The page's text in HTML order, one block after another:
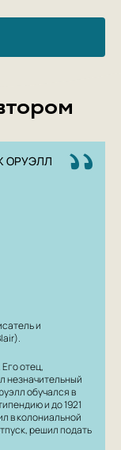
чтобы люди
ОРУЭЛЛ
и
).
отец,
незначительный
обучался в
и до 1921
в колониальной
решил подать